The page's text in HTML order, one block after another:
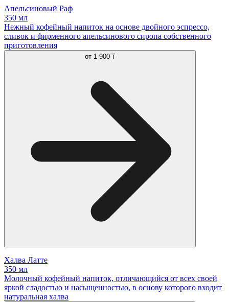
Апельсиновый Раф
350 мл
Нежный кофейный напиток на основе двойного эспрессо,
сливок и фирменного апельсинового сиропа собственного
приготовления
от 1 900 ₸
Халва Латте
350 мл
Молочный кофейный напиток, отличающийся от всех своей
яркой сладостью и насыщенностью, в основу которого входит
натуральная халва